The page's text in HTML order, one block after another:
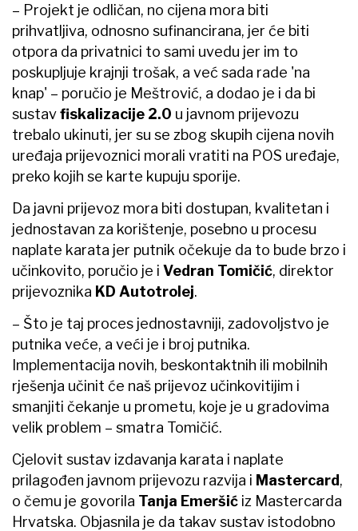
– Projekt je odličan, no cijena mora biti
prihvatljiva, odnosno sufinancirana, jer će biti
otpora da privatnici to sami uvedu jer im to
poskupljuje krajnji trošak, a već sada rade 'na
knap' – poručio je Meštrović, a dodao je i da bi
sustavfiskalizacije 2.0 u javnom prijevozu
trebalo ukinuti, jer su se zbog skupih cijena novih
uređaja prijevoznici morali vratiti na POS uređaje,
preko kojih se karte kupuju sporije.
Da javni prijevoz mora biti dostupan, kvalitetan i
jednostavan za korištenje, posebno u procesu
naplate karata jer putnik očekuje da to bude brzo i
učinkovito, poručio je i Vedran Tomičić, direktor
prijevoznika KD Autotrolej.
– Što je taj proces jednostavniji, zadovoljstvo je
putnika veće, a veći je i broj putnika.
Implementacija novih, beskontaktnih ili mobilnih
rješenja učinit će naš prijevoz učinkovitijim i
smanjiti čekanje u prometu, koje je u gradovima
velik problem – smatra Tomičić.
Cjelovit sustav izdavanja karata i naplate
prilagođen javnom prijevozu razvija i Mastercard,
o čemu je govorila Tanja Emeršić iz Mastercarda
Hrvatska. Objasnila je da takav sustav istodobno